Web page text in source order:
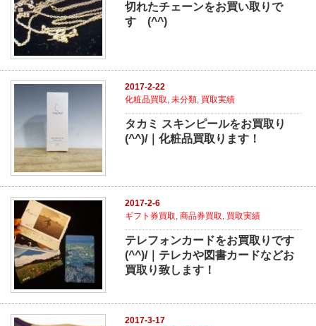
切れたチェーンをお買い取りで
す (^^)
2017-2-22
化粧品買取 ,未分類 買取実績
タカミ スキンピールをお買取り
(^^)/｜化粧品買取ります！
2017-2-6
ギフト券買取,商品券買取, 買取実績
テレフォンカードをお買取りです
(^^)/｜テレカや図書カードなどお
買取り致します！
2017-3-17